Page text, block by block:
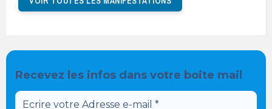
Recevez les infos dans votre boite mail